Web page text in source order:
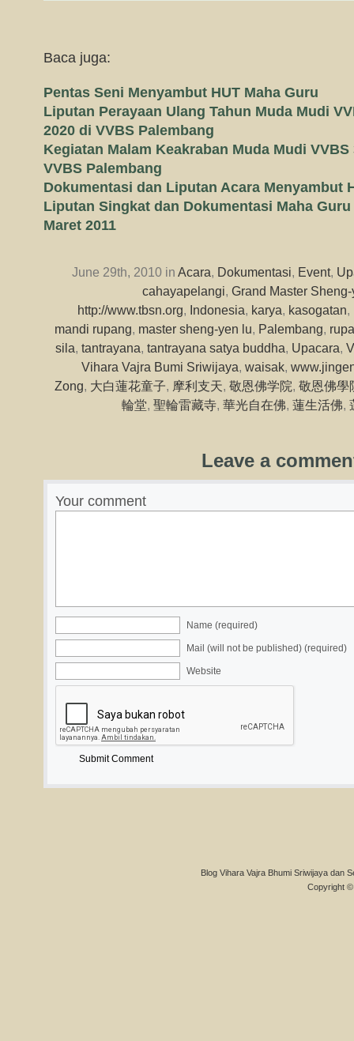
Baca juga:
Pentas Seni Menyambut HUT Maha Guru
Liputan Perayaan Ulang Tahun Muda Mudi
2020 di VVBS Palembang
Kegiatan Malam Keakraban Muda Mudi
VVBS Palembang
Dokumentasi dan Liputan Acara Menyambut
Liputan Singkat dan Dokumentasi Maha
Maret 2011
June 29th, 2010 in Acara, Dokumentasi, Event,
cahayapelangi, Grand Master
http://www.tbsn.org, Indonesia, karya, kasogatan,
mandi rupang, master sheng-yen lu, Palembang,
sila, tantrayana, tantrayana satya buddha, Upacara,
Vihara Vajra Bumi Sriwijaya, waisak,
Zong, 大白蓮花童子, 摩利支天, 敬恩佛学院, 敬恩佛學
輪堂, 聖輪雷藏寺, 華光自在佛, 蓮生活佛,
Leave a
Your comment
Name (required)
Mail (will not be published) (required)
Website
Blog Vihara Vajra Bhumi Sriwijaya dan
Copyright ©